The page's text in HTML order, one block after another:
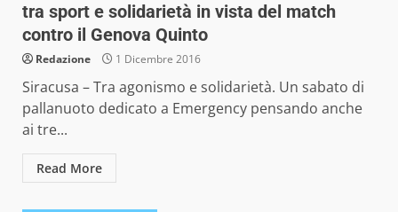
tra sport e solidarietà in vista del match
contro il Genova Quinto
Redazione 1 Dicembre 2016
Siracusa – Tra agonismo e solidarietà. Un sabato di
pallanuoto dedicato a Emergency pensando anche
ai tre...
Read More